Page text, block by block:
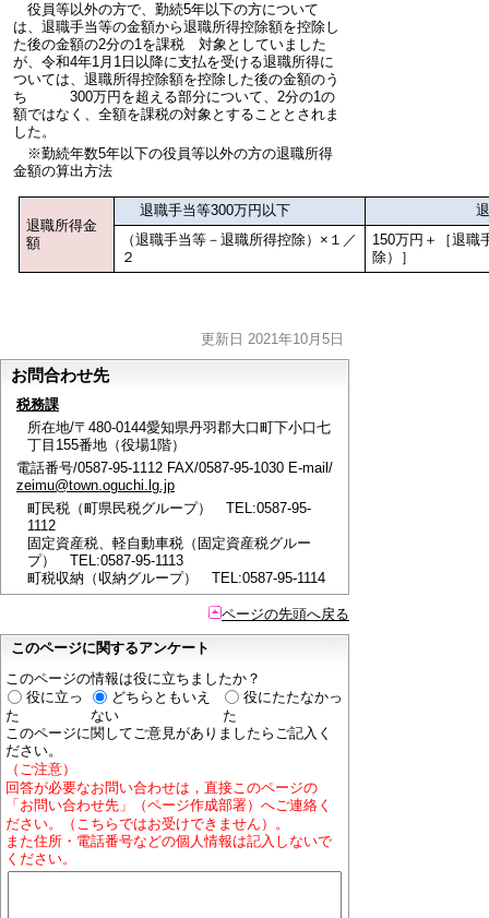
役員等以外の方で、勤続5年以下の方について
は、退職手当等の金額から退職所得控除額を控除し
た後の金額の2分の1を課税 対象としていました
が、令和4年1月1日以降に支払を受ける退職所得に
ついては、退職所得控除額を控除した後の金額のう
ち 300万円を超える部分について、2分の1の
額ではなく、全額を課税の対象とすることとされま
した。
※勤続年数5年以下の役員等以外の方の退職所得
金額の算出方法
退職所得金
額
退職手当等300万円以下
退職手当
（退職手当等－退職所得控除）×１／
２
150万円＋［退職
除）］
更新日 2021年10月5日
お問合わせ先
税務課
所在地/〒480-0144愛知県丹羽郡大口町下小口七
丁目155番地（役場1階）
電話番号/0587-95-1112 FAX/0587-95-1030 E-mail/
zeimu@town.oguchi.lg.jp
町民税（町県民税グループ） TEL:0587-95-
1112
固定資産税、軽自動車税（固定資産税グルー
プ） TEL:0587-95-1113
町税収納（収納グループ） TEL:0587-95-1114
ページの先頭へ戻る
このページに関するアンケート
このページの情報は役に立ちましたか？
役に立っ
た
どちらともいえ
ない
役にたたなかっ
た
このページに関してご意見がありましたらご記入く
ださい。
（ご注意）
回答が必要なお問い合わせは，直接このページの
「お問い合わせ先」（ページ作成部署）へご連絡く
ださい。（こちらではお受けできません）。
また住所・電話番号などの個人情報は記入しないで
ください。